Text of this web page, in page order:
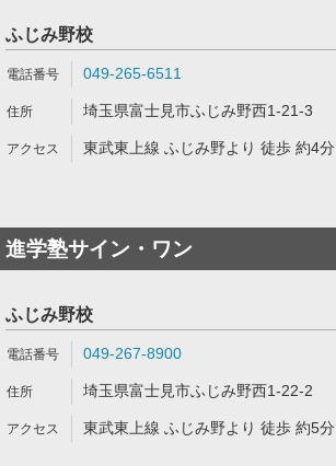
ふじみ野校
049-265-6511
埼玉県富士見市ふじみ野西1-21-3
東武東上線 ふじみ野より 徒歩 約4分
進学塾サイン・ワン
ふじみ野校
049-267-8900
埼玉県富士見市ふじみ野西1-22-2
東武東上線 ふじみ野より 徒歩 約5分